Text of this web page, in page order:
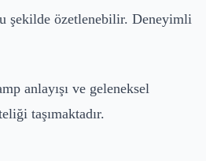
şekilde özetlenebilir. Deneyimli
anlayışı ve geleneksel
taşımaktadır.